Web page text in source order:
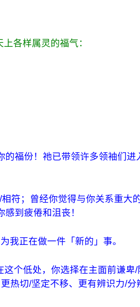
各样属灵的福气：
的福份！祂已带领许多领袖们进
符；曾经你觉得与你关系重大
到疲倦和沮丧！
我正在做一件「新的」事。
个低处，你选择在主面前谦卑/
热切/坚定不移、更有辨识力/分